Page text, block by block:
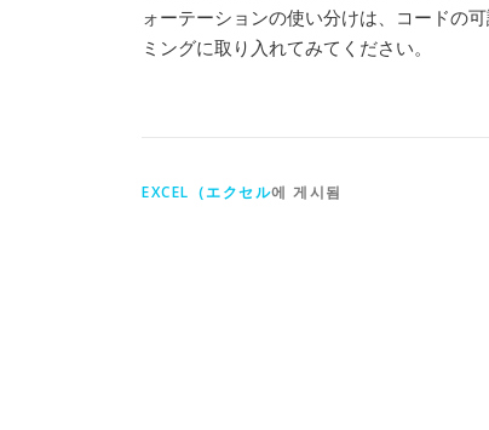
ォーテーションの使い分けは、コードの
ミングに取り入れてみてください。
EXCEL（エクセル에 게시됨